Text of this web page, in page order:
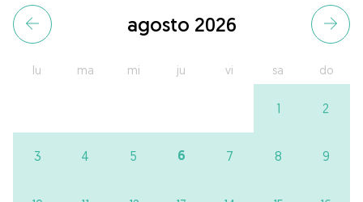
agosto 2026
lu ma mi ju vi sa do
1 2
3 4 5 6 7 8 9